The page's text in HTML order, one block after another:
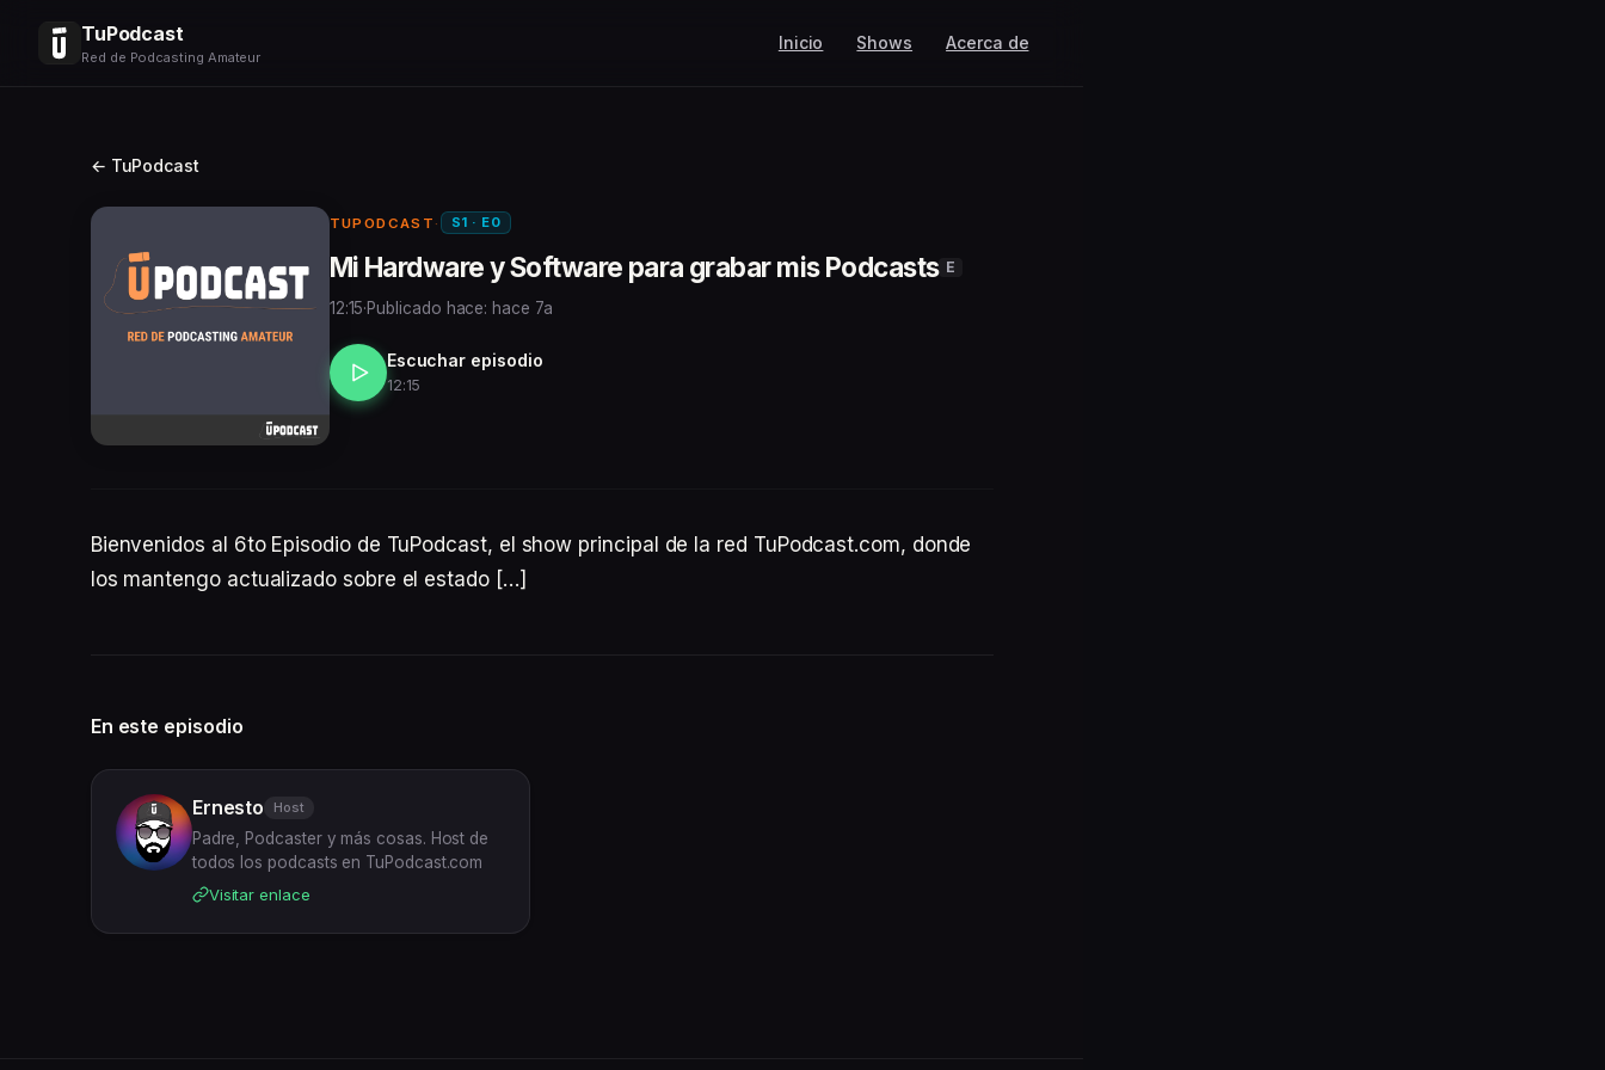
TuPodcast
Red de Podcasting Amateur
Inicio Shows Acerca de
← TuPodcast
TUPODCAST · S1 · E0
Mi Hardware y Software para grabar mis Podcasts E
12:15·Publicado hace: hace 7a
Escuchar episodio
12:15
Bienvenidos al 6to Episodio de TuPodcast, el show principal de la red TuPodcast.com, donde
los mantengo actualizado sobre el estado […]
En este episodio
Ernesto Host
Padre, Podcaster y más cosas. Host de
todos los podcasts en TuPodcast.com
Visitar enlace